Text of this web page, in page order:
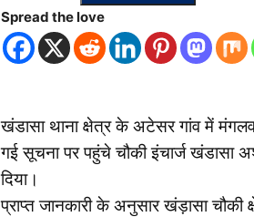
Spread the love
खंडासा थाना क्षेत्र के अटेसर गांव में
गई सूचना पर पहुंचे चौकी इंचार्ज खंडासा
दिया।
प्राप्त जानकारी के अनुसार खंड़ासा चौकी